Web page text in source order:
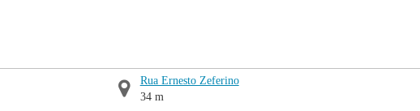
Rua Ernesto Zeferino
34 m